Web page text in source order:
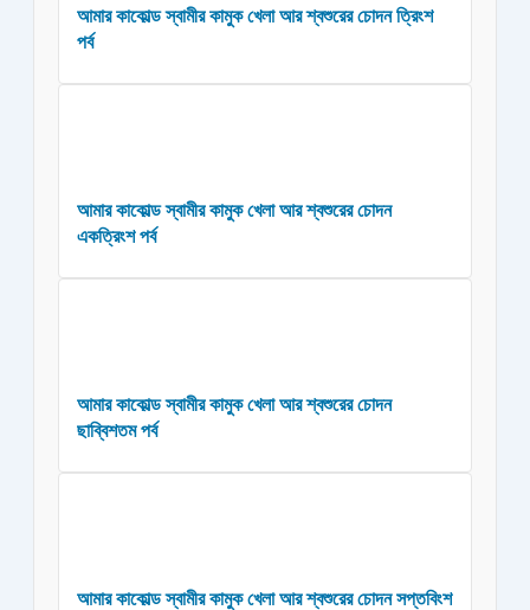
আমার কাকোল্ড স্বামীর কামুক খেলা আর শ্বশুরের চোদন ত্রিংশ
পর্ব
আমার কাকোল্ড স্বামীর কামুক খেলা আর শ্বশুরের চোদন
একত্রিংশ পর্ব
আমার কাকোল্ড স্বামীর কামুক খেলা আর শ্বশুরের চোদন
ছাব্বিশতম পর্ব
আমার কাকোল্ড স্বামীর কামুক খেলা আর শ্বশুরের চোদন সপ্তবিংশ